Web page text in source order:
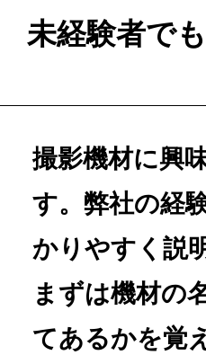
未経験者で
撮影機材に興
す。弊社の経
かりやすく説
まずは機材の
てあるかを覚